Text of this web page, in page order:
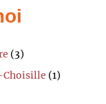
(3)
Choisille (1)